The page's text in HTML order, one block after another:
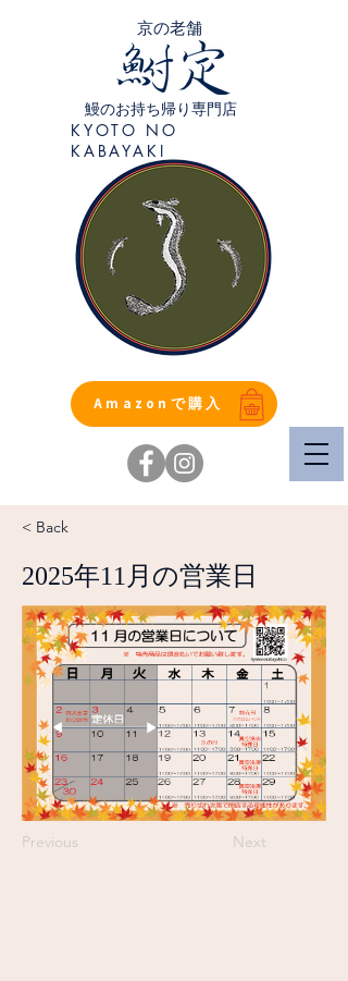
​京の老舗
鰻のお持ち帰り専門店
KYOTO NO
KABAYAKI
Amazonで購入
< Back
2025年11月の営業日
Previous Next